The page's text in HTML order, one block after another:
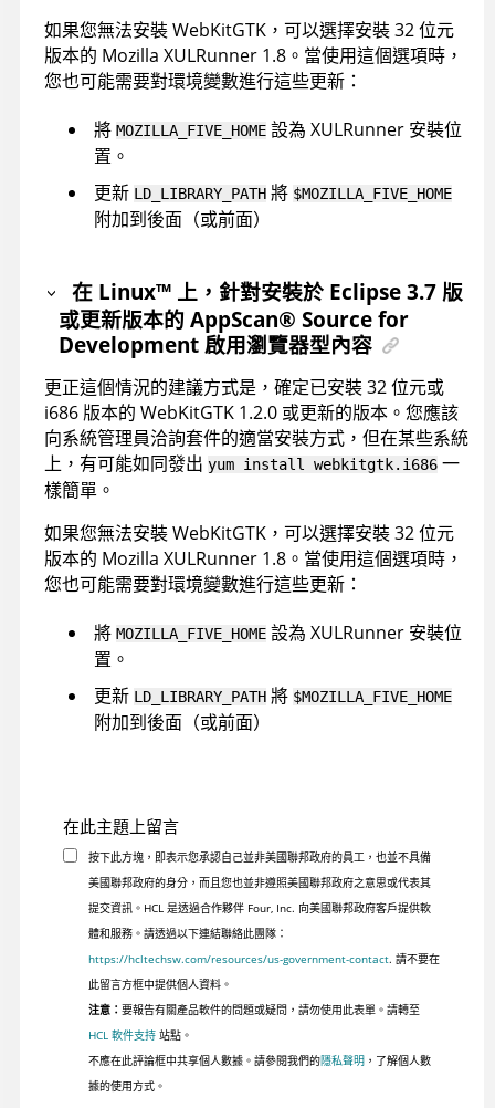
如果您無法安裝 WebKitGTK，可以選擇安裝 32 位元
版本的 Mozilla XULRunner 1.8。當使用這個選項時，
您也可能需要對環境變數進行這些更新：
將 MOZILLA_FIVE_HOME 設為 XULRunner 安裝位
置。
更新 LD_LIBRARY_PATH 將 $MOZILLA_FIVE_HOME
附加到後面（或前面）
在 Linux™ 上，針對安裝於 Eclipse 3.7 版
或更新版本的AppScan® Source for
Development 啟用瀏覽器型內容
更正這個情況的建議方式是，確定已安裝 32 位元或
i686 版本的 WebKitGTK 1.2.0 或更新的版本。您應該
向系統管理員洽詢套件的適當安裝方式，但在某些系統
上，有可能如同發出 yum install webkitgtk.i686 一
樣簡單。
如果您無法安裝 WebKitGTK，可以選擇安裝 32 位元
版本的 Mozilla XULRunner 1.8。當使用這個選項時，
您也可能需要對環境變數進行這些更新：
將 MOZILLA_FIVE_HOME 設為 XULRunner 安裝位
置。
更新 LD_LIBRARY_PATH 將 $MOZILLA_FIVE_HOME
附加到後面（或前面）
在此主題上留言
按下此方塊，即表示您承認自己並非美國聯邦政府的員工，也並不具備
美國聯邦政府的身分，而且您也並非遵照美國聯邦政府之意思或代表其
提交資訊。HCL 是透過合作夥伴 Four, Inc. 向美國聯邦政府客戶提供軟
體和服務。請透過以下連結聯絡此團隊：
https://hcltechsw.com/resources/us-government-contact. 請不要在
此留言方框中提供個人資料。
注意： 要報告有關產品軟件的問題或疑問，請勿使用此表單。請轉至
HCL 軟件支持站點。
不應在此評論框中共享個人數據。請參閱我們的隱私聲明 ，了解個人數
據的使用方式。